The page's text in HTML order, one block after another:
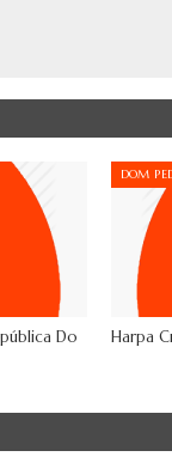
Do
DOM
Harpa